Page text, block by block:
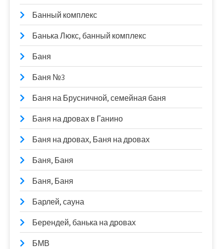
Банный комплекс
Банька Люкс, банный комплекс
Баня
Баня №3
Баня на Брусничной, семейная баня
Баня на дровах в Ганино
Баня на дровах, Баня на дровах
Баня, Баня
Баня, Баня
Барлей, сауна
Берендей, банька на дровах
БМВ